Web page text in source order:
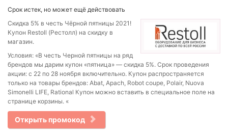
Срок истек, но может ещё действовать
Скидка 5% в честь Чёрной пятницы 2021!
Купон Restoll (Рестолл) на скидку в
магазин.
Условия: «В честь Черной пятницы на ряд
брендов мы дарим купон «пятница» — скидка 5%. Срок проведения
акции: с 22 по 28 ноября включительно. Купон распространяется
только на товары брендов: Abat, Apach, Robot coupe, Polair, Nuova
Simonelli LIFE, Rational Купон можно вставить в специальное поле на
странице корзины. «
Открыть промокод